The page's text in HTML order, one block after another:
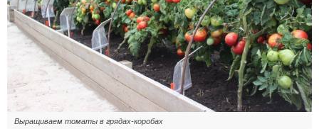
Выращиваем томаты в грядах-коробах